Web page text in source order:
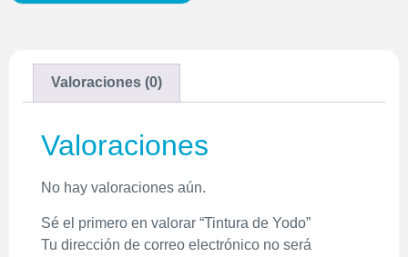
Valoraciones (0)
Valoraciones
No hay valoraciones aún.
Sé el primero en valorar “Tintura de Yodo”
Tu dirección de correo electrónico no será